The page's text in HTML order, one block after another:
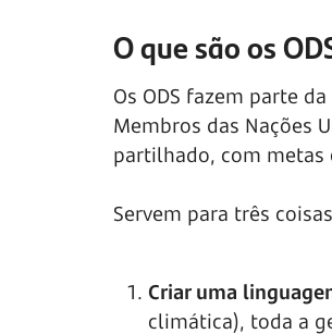
O que são os
Os ODS fazem parte
Membros das Nações
partilhado, com metas
Servem para três
Criar uma
climática), toda a